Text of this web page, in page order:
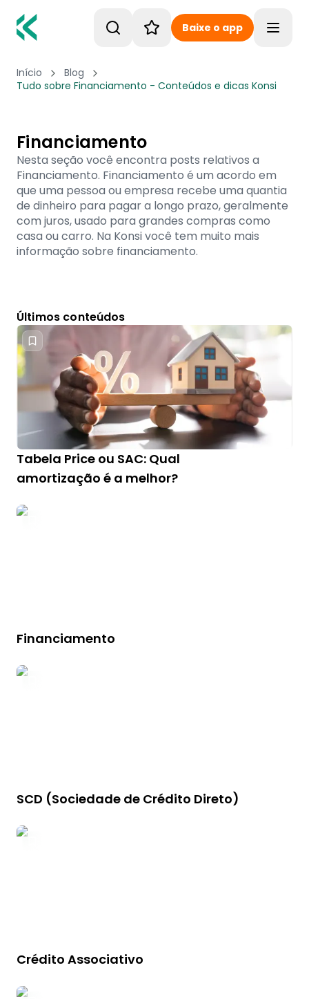
Baixe o app
Início
Blog
Tudo sobre Financiamento - Conteúdos e dicas Konsi
Financiamento
Nesta seção você encontra posts relativos a
Financiamento. Financiamento é um acordo em
que uma pessoa ou empresa recebe uma quantia
de dinheiro para pagar a longo prazo, geralmente
com juros, usado para grandes compras como
casa ou carro. Na Konsi você tem muito mais
informação sobre financiamento.
Últimos conteúdos
Tabela Price ou SAC: Qual
amortização é a melhor?
Financiamento
SCD (Sociedade de Crédito Direto)
Crédito Associativo